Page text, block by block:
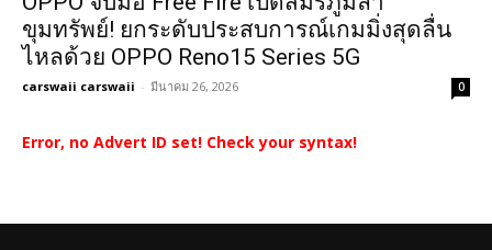
ขุมทรัพย์! ยกระดับประสบการณ์เกมมิ่งสุดลื่น
ไหลด้วย OPPO Reno15 Series 5G
carswaii carswaii - มีนาคม 26, 2026 0
Error, no Advert ID set! Check your syntax!